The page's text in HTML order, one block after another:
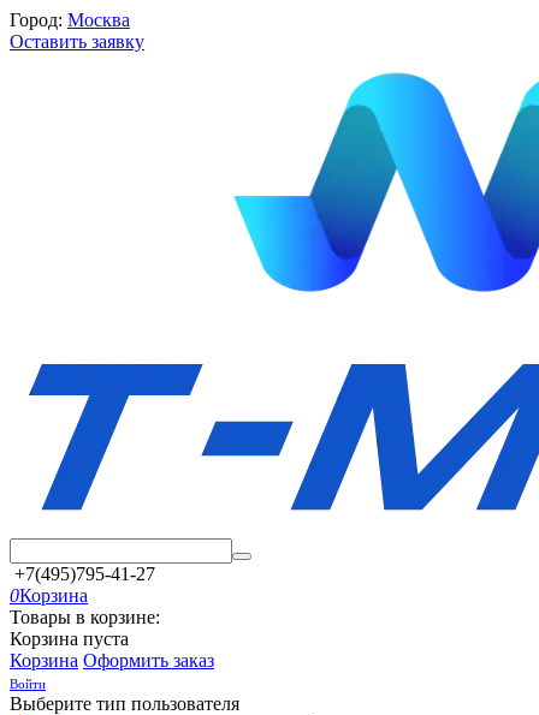
Город: Москва
Оставить заявку
+7(495)795-41-27
0Корзина
Товары в корзине:
Корзина пуста
Корзина Оформить заказ
Войти
Выберите тип пользователя